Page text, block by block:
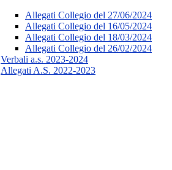
Allegati Collegio del 27/06/2024
Allegati Collegio del 16/05/2024
Allegati Collegio del 18/03/2024
Allegati Collegio del 26/02/2024
Verbali a.s. 2023-2024
Allegati A.S. 2022-2023